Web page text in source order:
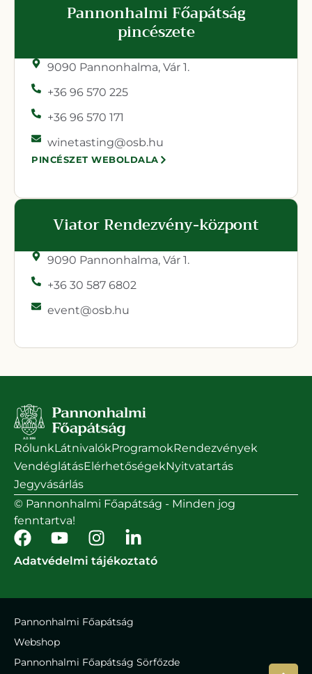
Pannonhalmi Főapátság
pincészete
9090 Pannonhalma, Vár 1.
+36 96 570 225
+36 96 570 171
winetasting@osb.hu
PINCÉSZET WEBOLDALA
Viator Rendezvény-központ
9090 Pannonhalma, Vár 1.
+36 30 587 6802
event@osb.hu
RólunkLátnivalókProgramokRendezvények
VendéglátásElérhetőségekNyitvatartás
Jegyvásárlás
© Pannonhalmi Főapátság - Minden jog
fenntartva!
Adatvédelmi tájékoztató
Pannonhalmi Főapátság
Webshop
Pannonhalmi Főapátság Sörfőzde